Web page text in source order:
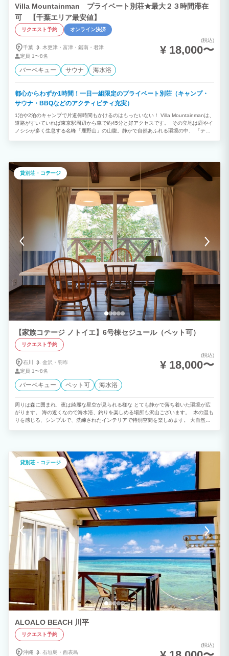
Villa Mountainman プライベート別荘★最大２３時間滞在
可 【千葉エリア最安値】
リクエスト予約 オンライン決済
千葉 木更津・ 富津・ 鋸南・ 君津
定員 1〜8名
(税込)
¥ 18,000〜
バーベキュー サウナ 海水浴
都心からわずか1時間！一日一組限定のプライベート別荘（キャンプ・
サウナ・BBQなどのアクティビティ充実）
1泊や2泊のキャンプで片道何時間もかけるのはもったいない！ Villa Mountainmanは、
道路がすいていれば東京駅周辺から車で約45分と好アクセスです。 その立地は鹿やイ
ノシシが多く生息する名峰「鹿野山」の山腹。静かで自然あふれる環境の中、 「テン
ンプ場」ともに自主清掃が基本です。ご利用後は設備を元の状態に戻し、出たゴミはす
べてお持ち帰りください。 清掃が不十分な場合は、次回以降のご利用をお断りさせて
いただくことがありますのでご了承ください。 山に囲まれ、静かで贅沢な景色を満喫
できます。海水浴場も車で約20分と近く、大自然の中で優雅な1日をお過ごしいただけ
ます。 落ち着いた雰囲気の館内は、ファミリー、カップル、会社の仲間での旅行に最
適です。 最大8名まで宿泊可能ですが、ご相談いただければ人数を増やすことも可能で
す。 家電や備品もそろっており、ほぼ手ぶらでのご宿泊が可能です。 BBQ機材も無
料で利用でき、スーパーやコンビニは車での移動が必要ですが、食材の買い出しも便利
貸別荘・コテージ
【家族コテージ ノトイエ】6号棟セジュール（ペット可）
リクエスト予約
石川 金沢・ 羽咋
定員 1〜8名
(税込)
¥ 18,000〜
バーベキュー ペット可 海水浴
周りは森に囲まれ、夜は綺麗な星空が見られる様な とても静かで落ち着いた環境が広
がります。 海の近くなので海水浴、釣りを楽しめる場所も沢山ございます。 木の温も
りを感じる、シンプルで、洗練されたインテリアで特別空間を楽しめます。 大自然の
貸別荘・コテージ
ALOALO BEACH 川平
リクエスト予約
沖縄 石垣島・ 西表島
(税込)